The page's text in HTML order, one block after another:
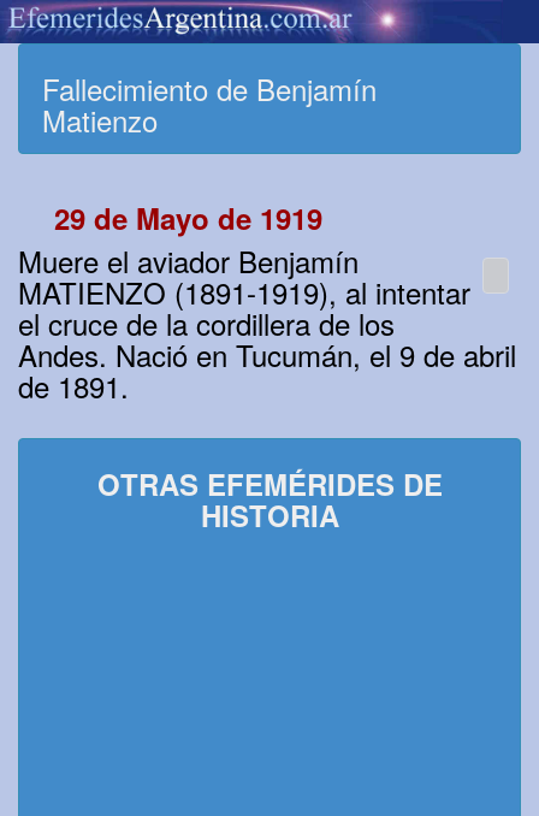
Fallecimiento de Benjamín
Matienzo
29 de Mayo de 1919
Muere el aviador Benjamín
MATIENZO (1891-1919), al intentar
el cruce de la cordillera de los
Andes. Nació en Tucumán, el 9 de abril
de 1891.
OTRAS EFEMÉRIDES DE
HISTORIA